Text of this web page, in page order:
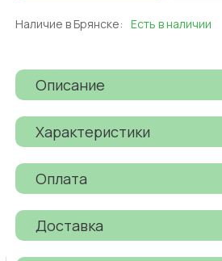
Наличие в Брянске: Есть в наличии
Описание
Характеристики
Оплата
Доставка